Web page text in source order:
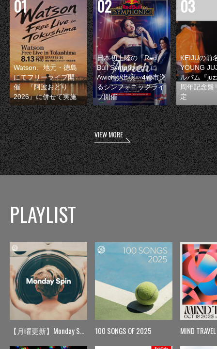
Watson、地元・徳島
にてフリーライブ開
催 『阿波おどり
2026』に併せて実施
日本初上陸の『Red
Bull Symphonic』に
Awichが出演 4都市巡
るシンフォニックライ
ブ開催
KEIJUの前
YOUNG
ルバム『
周年記念盤
定
VIEW MORE
PLAYLIST
【月曜更新】Monday Spin 100 SONGS OF 2025 MIND TRAVEL